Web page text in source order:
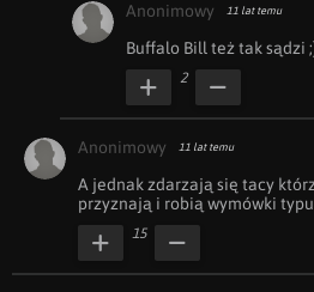
Anonimowy 11 lat temu
Buffalo Bill też tak sądzi
2
Anonimowy 11 lat temu
A jednak zdarzają się tacy
przyznają i robią wymówki
15